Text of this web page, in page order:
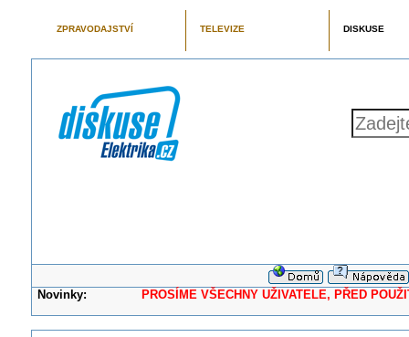
ZPRAVODAJSTVÍ TELEVIZE DISKUSE
Novinky: PROSÍME VŠECHNY UŽIVATELE, PŘED